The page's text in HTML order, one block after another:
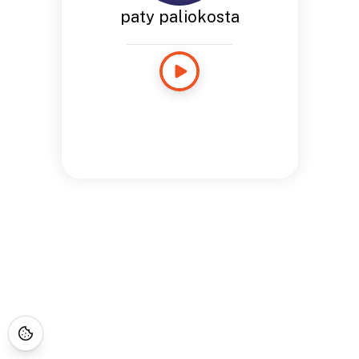
paty paliokosta